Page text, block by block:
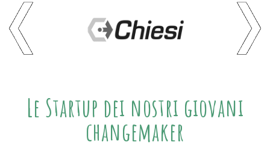
Le Startup dei nostri giovani
changemaker